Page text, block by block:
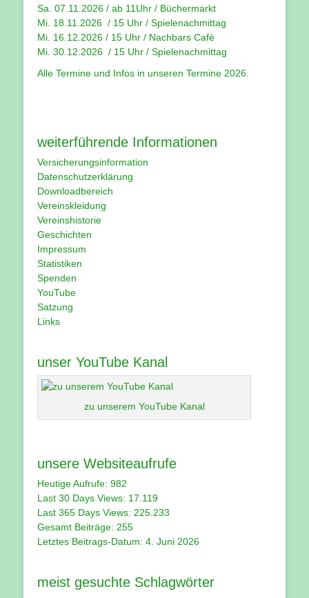
Sa. 07.11.2026 / ab 11Uhr / Büchermarkt
Mi. 18.11.2026 / 15 Uhr / Spielenachmittag
Mi. 16.12.2026 / 15 Uhr / Nachbars Cafè
Mi. 30.12.2026 / 15 Uhr / Spielenachmittag
Alle Termine und Infos in unseren Termine 2026
weiterführende Informationen
Versicherungsinformation
Datenschutzerklärung
Downloadbereich
Vereinskleidung
Vereinshistorie
Geschichten
Impressum
Statistiken
Spenden
YouTube
Satzung
Links
unser YouTube Kanal
zu unserem YouTube Kanal
unsere Websiteaufrufe
Heutige Aufrufe: 982
Last 30 Days Views: 17.119
Last 365 Days Views: 225.233
Gesamt Beiträge: 255
Letztes Beitrags-Datum: 4. Juni 2026
meist gesuchte Schlagwörter